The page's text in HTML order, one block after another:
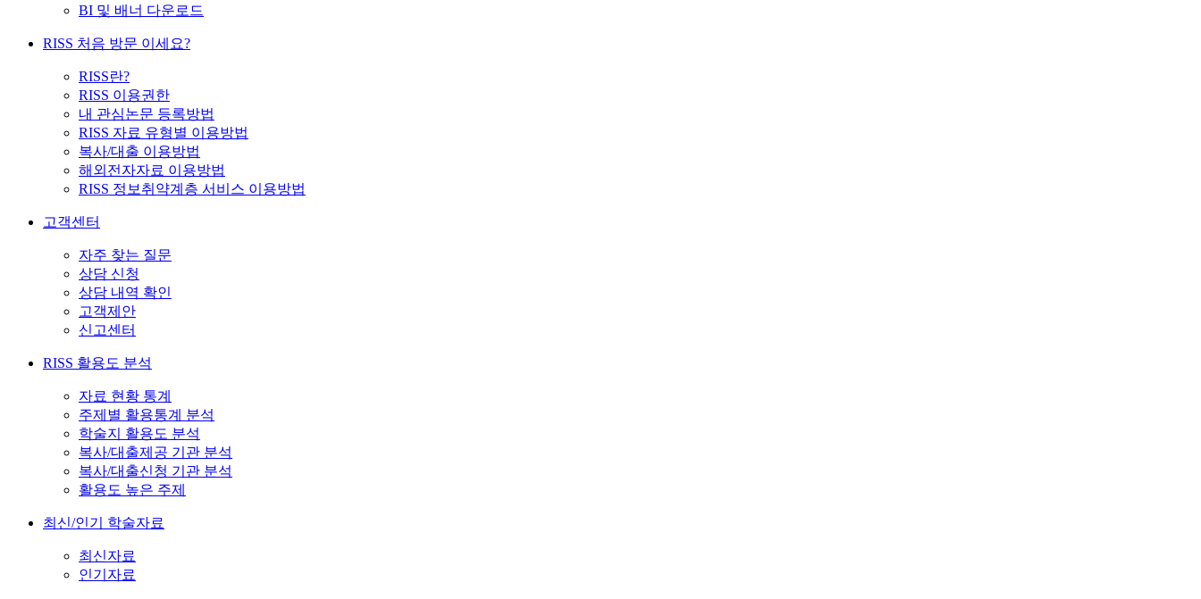
BI 및 배너 다운로드
RISS 처음 방문 이세요?
RISS란?
RISS 이용권한
내 관심논문 등록방법
RISS 자료 유형별 이용방법
복사/대출 이용방법
해외전자자료 이용방법
RISS 정보취약계층 서비스 이용방법
고객센터
자주 찾는 질문
상담 신청
상담 내역 확인
고객제안
신고센터
RISS 활용도 분석
자료 현황 통계
주제별 활용통계 분석
학술지 활용도 분석
복사/대출제공 기관 분석
복사/대출신청 기관 분석
활용도 높은 주제
최신/인기 학술자료
최신자료
인기자료